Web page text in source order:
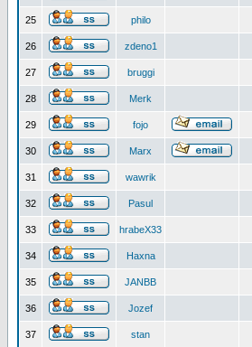
25 philo
26 zdeno1
27 bruggi
28 Merk
29 fojo
30 Marx
31 wawrik
32 Pasul
33 hrabeX33
34 Haxna
35 JANBB
36 Jozef
37 stan